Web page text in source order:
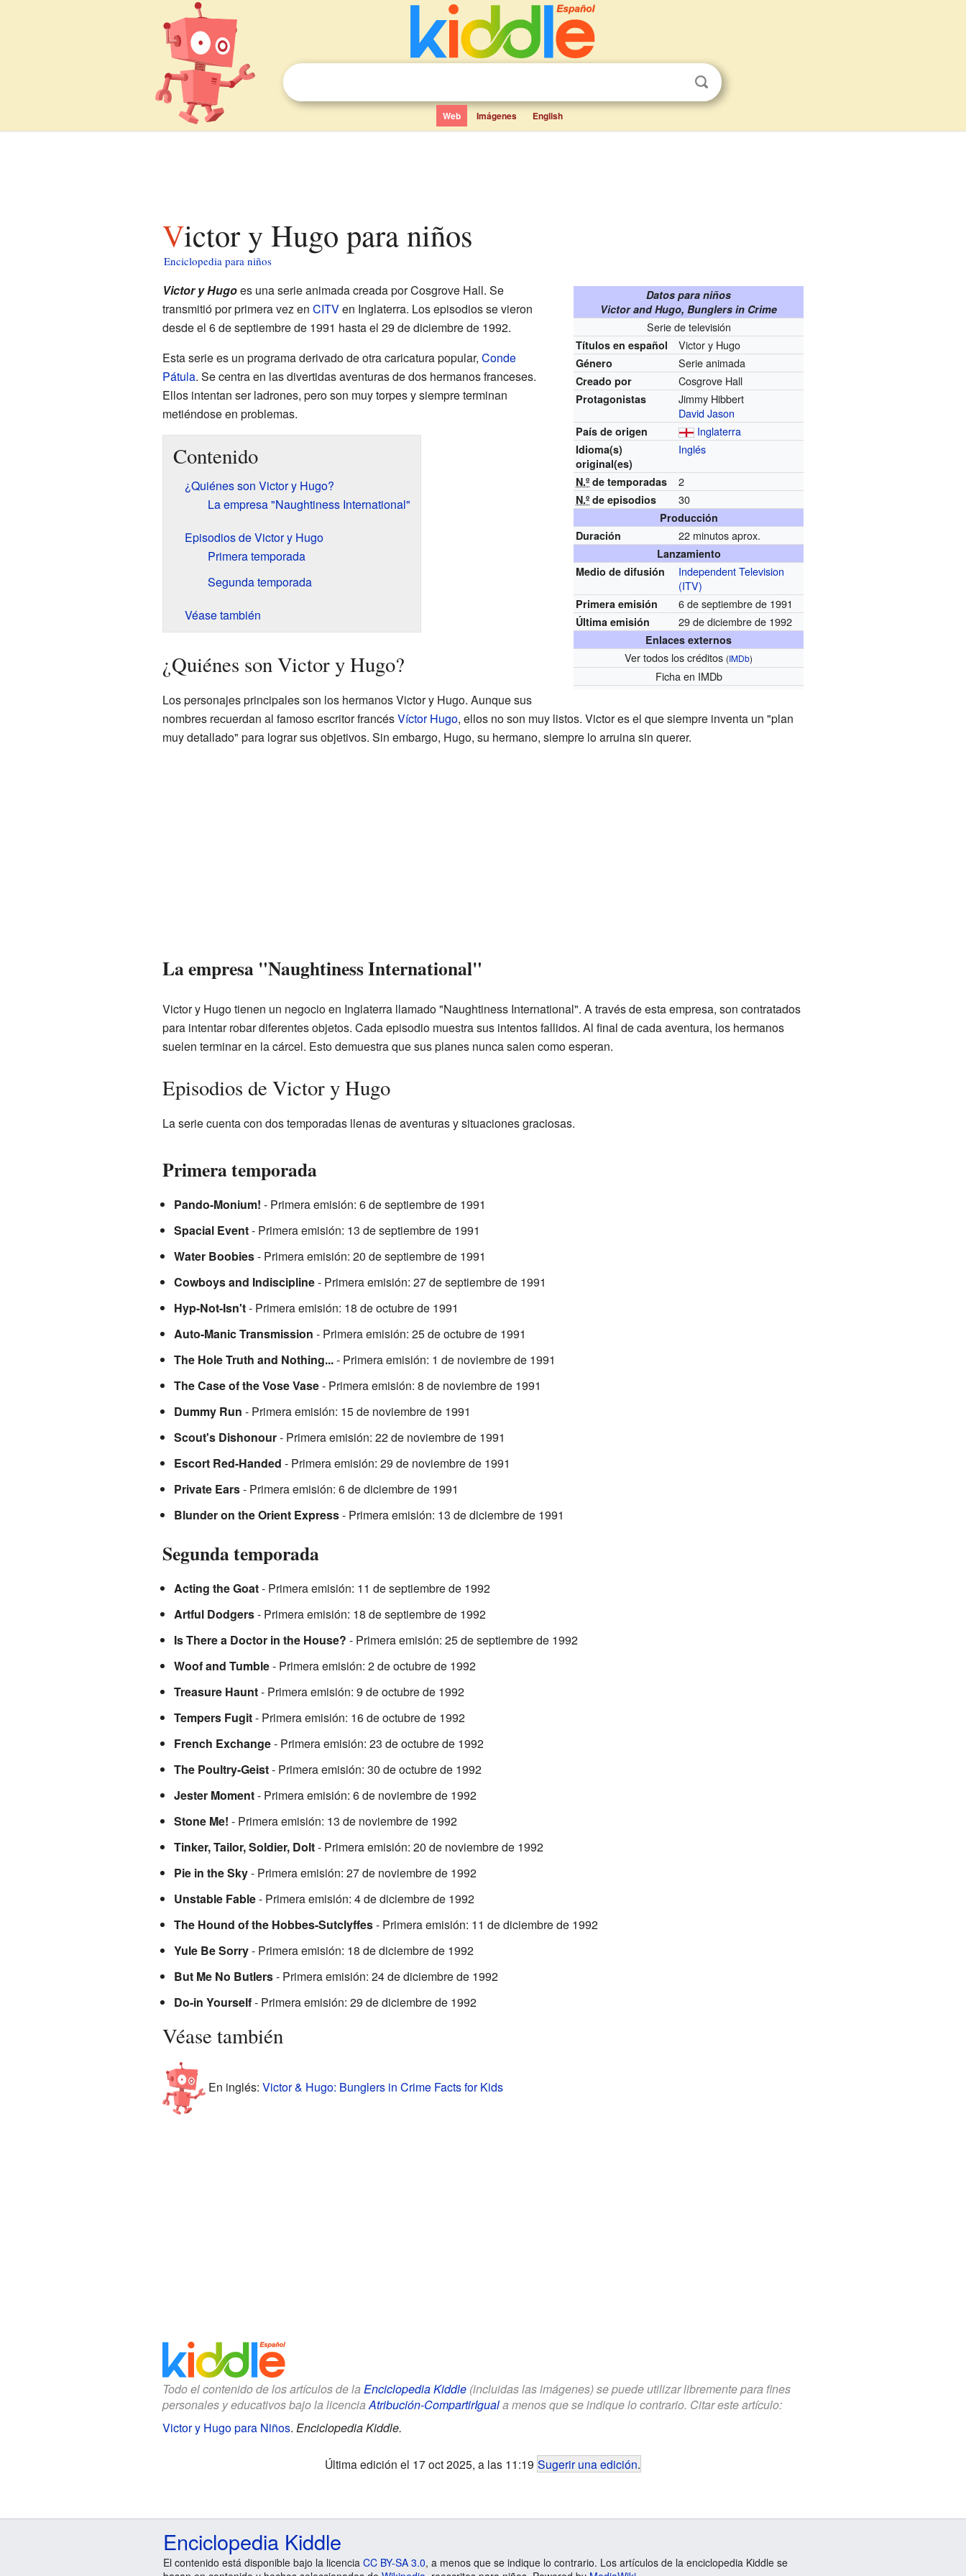
Web Imágenes English
Victor y Hugo para niños
Enciclopedia para niños
Datos para niños
Victor and Hugo, Bunglers in Crime
Serie de televisión
Títulos en español Victor y Hugo
Género Serie animada
Creado por Cosgrove Hall
Protagonistas
Jimmy Hibbert
David Jason
País de origen Inglaterra
Idioma(s)
original(es)
Inglés
N.º de temporadas 2
N.º de episodios 30
Producción
Duración
22 minutos aprox.
Lanzamiento
Medio de difusión
Independent Television
(ITV)
Primera emisión 6 de septiembre de 1991
Última emisión 29 de diciembre de 1992
Enlaces externos
Ver todos los créditos (IMDb)
Fichaen IMDb
Victor y Hugoes una serie animada creada por Cosgrove Hall. Se
transmitió por primera vez en CITVen Inglaterra. Los episodios se vieron
desde el 6 de septiembre de 1991 hasta el 29 de diciembre de 1992.
Esta serie es un programa derivado de otra caricatura popular, Conde
Pátula. Se centra en las divertidas aventuras de dos hermanos franceses.
Ellos intentan ser ladrones, pero son muy torpes y siempre terminan
metiéndose en problemas.
Contenido
¿Quiénes son Victor y Hugo?
La empresa "Naughtiness International"
Episodios de Victor y Hugo
Primera temporada
Segunda temporada
Véase también
¿Quiénes son Victor y Hugo?
Los personajes principales son los hermanos Victor y Hugo. Aunque sus
nombres recuerdan al famoso escritor francésVíctor Hugo, ellos no son muy listos. Victor es el que siempre inventa un "plan
muy detallado" para lograr sus objetivos. Sin embargo, Hugo, su hermano, siempre lo arruina sin querer.
La empresa "Naughtiness International"
Victor y Hugo tienen un negocio en Inglaterra llamado "Naughtiness International". A través de esta empresa, son contratados
para intentar robar diferentes objetos. Cada episodio muestra sus intentos fallidos. Al final de cada aventura, los hermanos
suelen terminar en la cárcel. Esto demuestra que sus planes nunca salen como esperan.
Episodios de Victor y Hugo
La serie cuenta con dos temporadas llenas de aventuras y situaciones graciosas.
Primera temporada
Pando-Monium! - Primera emisión: 6 de septiembre de 1991
Spacial Event- Primera emisión: 13 de septiembre de 1991
Water Boobies- Primera emisión: 20 de septiembre de 1991
Cowboys and Indiscipline- Primera emisión: 27 de septiembre de 1991
Hyp-Not-Isn't- Primera emisión: 18 de octubre de 1991
Auto-Manic Transmission - Primera emisión: 25 de octubre de 1991
The Hole Truth and Nothing...- Primera emisión: 1 de noviembre de 1991
The Case of the Vose Vase- Primera emisión: 8 de noviembre de 1991
Dummy Run - Primera emisión: 15 de noviembre de 1991
Scout's Dishonour- Primera emisión: 22 de noviembre de 1991
Escort Red-Handed - Primera emisión: 29 de noviembre de 1991
Private Ears- Primera emisión: 6 de diciembre de 1991
Blunder on the Orient Express- Primera emisión: 13 de diciembre de 1991
Segunda temporada
Acting the Goat- Primera emisión: 11 de septiembre de 1992
Artful Dodgers- Primera emisión: 18 de septiembre de 1992
Is There a Doctor in the House? - Primera emisión: 25 de septiembre de 1992
Woof and Tumble- Primera emisión: 2 de octubre de 1992
Treasure Haunt- Primera emisión: 9 de octubre de 1992
Tempers Fugit- Primera emisión: 16 de octubre de 1992
French Exchange- Primera emisión: 23 de octubre de 1992
The Poultry-Geist- Primera emisión: 30 de octubre de 1992
Jester Moment- Primera emisión: 6 de noviembre de 1992
Stone Me! - Primera emisión: 13 de noviembre de 1992
Tinker, Tailor, Soldier, Dolt- Primera emisión: 20 de noviembre de 1992
Pie in the Sky- Primera emisión: 27 de noviembre de 1992
Unstable Fable- Primera emisión: 4 de diciembre de 1992
The Hound of the Hobbes-Sutclyffes- Primera emisión: 11 de diciembre de 1992
Yule Be Sorry- Primera emisión: 18 de diciembre de 1992
But Me No Butlers- Primera emisión: 24 de diciembre de 1992
Do-in Yourself- Primera emisión: 29 de diciembre de 1992
Véase también
En inglés: Victor & Hugo: Bunglers in Crime Facts for Kids
Todo el contenido de los artículos de la Enciclopedia Kiddle(incluidas las imágenes) se puede utilizar libremente para fines
personales y educativos bajo la licenciaAtribución-CompartirIguala menos que se indique lo contrario. Citar este artículo:
Victor y Hugo para Niños. Enciclopedia Kiddle.
Última edición el 17 oct 2025, a las 11:19 Sugerir una edición.
Enciclopedia Kiddle
El contenido está disponible bajo la licencia CC BY-SA 3.0, a menos que se indique lo contrario. Los artículos de la enciclopedia Kiddle se